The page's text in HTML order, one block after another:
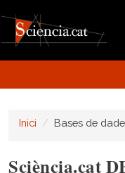
Inici Bases de
Sciència.cat